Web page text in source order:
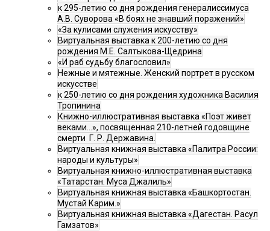
к 295-летию со дня рождения генералиссимуса
А.В. Суворова «В боях не знавший поражений»
«За кулисами служения искусству»
Виртуальная выставка к 200-летию со дня
рождения М.Е. Салтыкова-Щедрина
«И раб судьбу благословил»
Нежные и мятежные. Женский портрет в русском
искусстве
к 250-летию со дня рождения художника Василия
Тропинина
Книжно-иллюстративная выставка «Поэт живет
веками…», посвященная 210-летней годовщине
смерти Г. Р. Державина.
Виртуальная книжная выставка «Палитра России:
народы и культуры»
Виртуальная книжно-иллюстративная выставка
«Татарстан. Муса Джалиль»
Виртуальная книжная выставка «Башкортостан.
Мустай Карим.»
Виртуальная книжная выставка «Дагестан. Расул
Гамзатов»